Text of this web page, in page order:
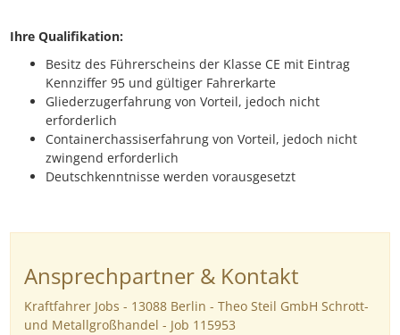
Ihre Qualifikation:
Besitz des Führerscheins der Klasse CE mit Eintrag
Kennziffer 95 und gültiger Fahrerkarte
Gliederzugerfahrung von Vorteil, jedoch nicht
erforderlich
Containerchassiserfahrung von Vorteil, jedoch nicht
zwingend erforderlich
Deutschkenntnisse werden vorausgesetzt
Ansprechpartner & Kontakt
Kraftfahrer Jobs - 13088 Berlin - Theo Steil GmbH Schrott-
und Metallgroßhandel - Job 115953